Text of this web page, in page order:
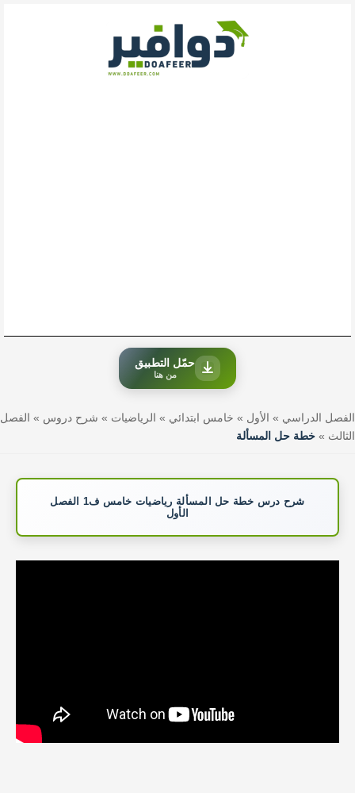
حمّل التطبيق
من هنا
الفصل الدراسي » الأول » خامس ابتدائي » الرياضيات » شرح دروس » الفصل
الثالث » خطة حل المسألة
شرح درس خطة حل المسألة رياضيات خامس ف1 الفصل
الأول